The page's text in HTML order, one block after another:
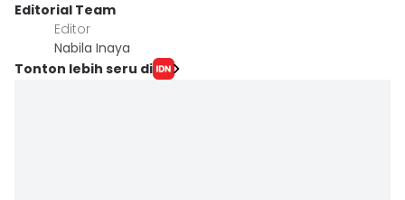
Editorial Team
Editor
Nabila Inaya
Tonton lebih seru di